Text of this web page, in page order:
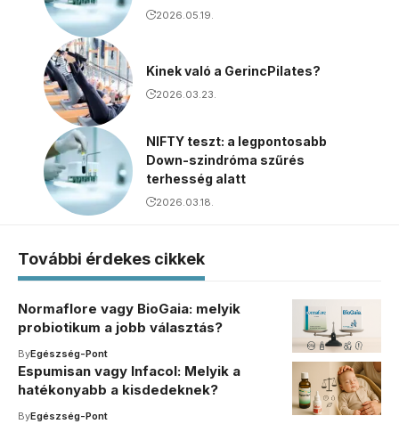
2026.05.19.
Kinek való a GerincPilates?
2026.03.23.
NIFTY teszt: a legpontosabb
Down-szindróma szűrés
terhesség alatt
2026.03.18.
További érdekes cikkek
Normaflore vagy BioGaia: melyik
probiotikum a jobb választás?
ByEgészség-Pont
Espumisan vagy Infacol: Melyik a
hatékonyabb a kisdedeknek?
ByEgészség-Pont